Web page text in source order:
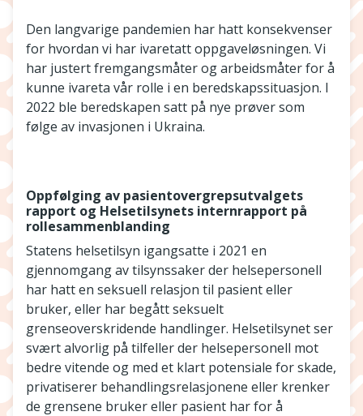
Den langvarige pandemien har hatt konsekvenser
for hvordan vi har ivaretatt oppgaveløsningen. Vi
har justert fremgangsmåter og arbeidsmåter for å
kunne ivareta vår rolle i en beredskapssituasjon. I
2022 ble beredskapen satt på nye prøver som
følge av invasjonen i Ukraina.
Oppfølging av pasientovergrepsutvalgets
rapport og Helsetilsynets internrapport på
rollesammenblanding
Statens helsetilsyn igangsatte i 2021 en
gjennomgang av tilsynssaker der helsepersonell
har hatt en seksuell relasjon til pasient eller
bruker, eller har begått seksuelt
grenseoverskridende handlinger. Helsetilsynet ser
svært alvorlig på tilfeller der helsepersonell mot
bedre vitende og med et klart potensiale for skade,
privatiserer behandlingsrelasjonene eller krenker
de grensene bruker eller pasient har for å